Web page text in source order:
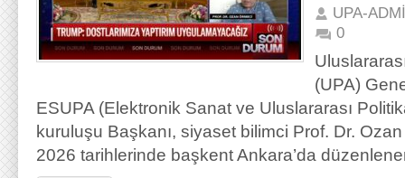
UPA-
0
(UPA)
ESUPA (Elektronik Sanat ve Uluslararası
kuruluşu Başkanı, siyaset bilimci Prof. Dr.
2026 tarihlerinde başkent Ankara’da